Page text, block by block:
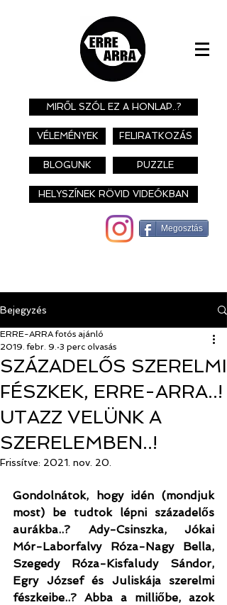
MIRŐL SZÓL EZ A HONLAP..?
VÉLEMÉNYEK FELIRATKOZÁS
BLOGUNK PUZZLE
HELYSZÍNEK RÖVID VIDEÓKBAN
Megosztás
Bejegyzés
​​​​​​​SZÁZADELŐS SZERELMI
FÉSZKEK, ERRE-ARRA..!
UTAZZ VELÜNK A
SZERELEMBEN..!
ERRE-ARRA fotós ajánló
2019. febr. 9. 3 perc olvasás
Frissítve: 2021. nov. 20.
Gondolnátok, hogy idén (mondjuk
most) be tudtok lépni századelős
aurákba..? Ady-Csinszka, Jókai
Mór-Laborfalvy Róza-Nagy Bella,
Szegedy Róza-Kisfaludy Sándor,
Egry József és Juliskája szerelmi
fészkeibe..? Abba a milliőbe, azok